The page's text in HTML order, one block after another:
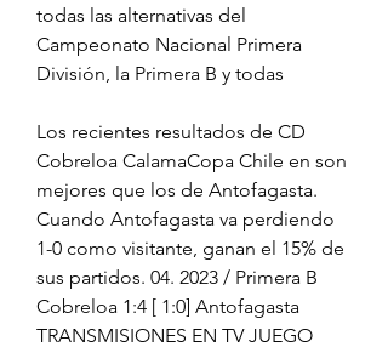
todas las alternativas del
Campeonato Nacional Primera
División, la Primera B y todas
Los recientes resultados de CD
Cobreloa CalamaCopa Chile en son
mejores que los de Antofagasta.
Cuando Antofagasta va perdiendo
1-0 como visitante, ganan el 15% de
sus partidos. 04. 2023 / Primera B
Cobreloa 1:4 [ 1:0] Antofagasta
TRANSMISIONES EN TV JUEGO